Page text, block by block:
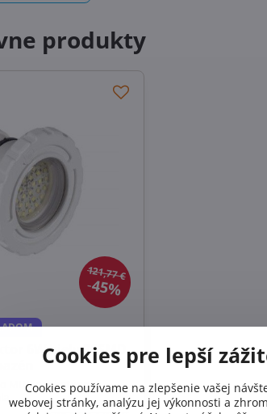
produkty
121,77 €
45%
6W biely 36SMD
MINI pre betónový
Cookies pre lepší
Cookies používame na zlepšenie vašej
webovej stránky, analýzu jej výkonnosti a